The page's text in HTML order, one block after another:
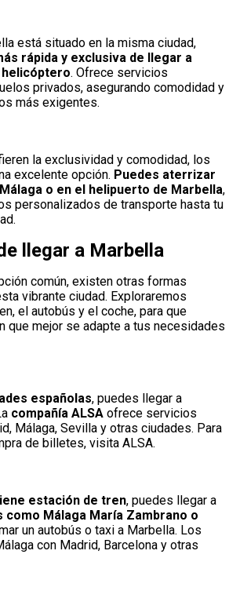
está situado en la misma ciudad,
rápida y exclusiva de llegar a
helicóptero. Ofrece servicios
privados, asegurando comodidad y
más exigentes.
la exclusividad y comodidad, los
excelente opción. Puedes aterrizar
o en el helipuerto de Marbella,
personalizados de transporte hasta tu
llegar a Marbella
común, existen otras formas
vibrante ciudad. Exploraremos
el autobús y el coche, para que
que mejor se adapte a tus necesidades
españolas, puedes llegar a
compañía ALSA ofrece servicios
Málaga, Sevilla y otras ciudades. Para
de billetes, visita ALSA.
estación de tren, puedes llegar a
como Málaga María Zambrano o
un autobús o taxi a Marbella. Los
con Madrid, Barcelona y otras